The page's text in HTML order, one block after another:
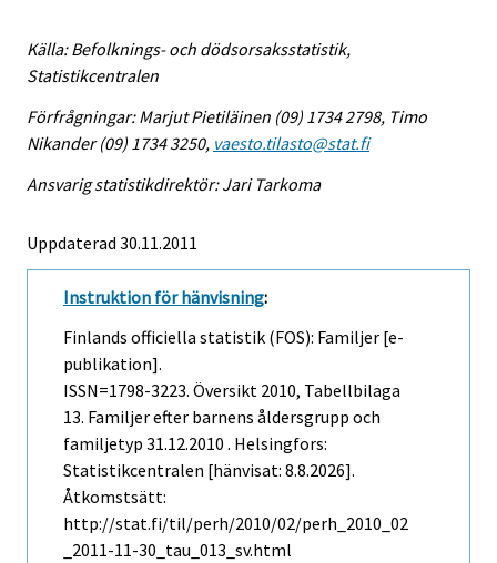
Källa: Befolknings- och dödsorsaksstatistik,
Statistikcentralen
Förfrågningar: Marjut Pietiläinen (09) 1734 2798, Timo
Nikander (09) 1734 3250, vaesto.tilasto@stat.fi
Ansvarig statistikdirektör: Jari Tarkoma
Uppdaterad 30.11.2011
Instruktion för hänvisning:
Finlands officiella statistik (FOS): Familjer [e-
publikation].
ISSN=1798-3223. Översikt 2010, Tabellbilaga
13. Familjer efter barnens åldersgrupp och
familjetyp 31.12.2010 . Helsingfors:
Statistikcentralen [hänvisat: 8.8.2026].
Åtkomstsätt:
http://stat.fi/til/perh/2010/02/perh_2010_02
_2011-11-30_tau_013_sv.html